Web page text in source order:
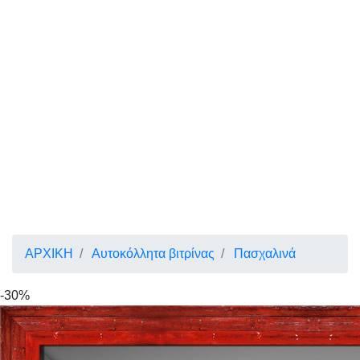
ΑΡΧΙΚΗ Αυτοκόλλητα βιτρίνας Πασχαλινά
-30%